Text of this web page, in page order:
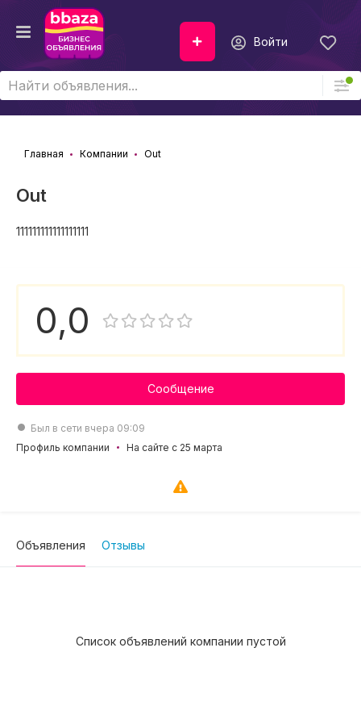
Войти
Главная Компании Out
Out
111111111111111111
0,0
Сообщение
Был в сети вчера 09:09
Профиль компании
На сайте с 25 марта
Объявления Отзывы
Список объявлений компании пустой